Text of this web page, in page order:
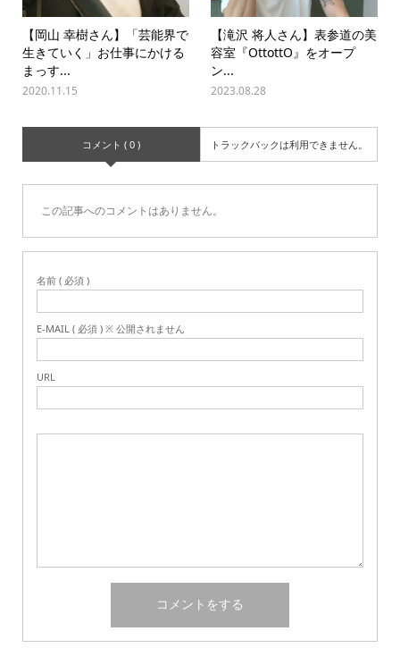
【岡山 幸樹さん】「芸能界で
生きていく」お仕事にかける
まっす...
2020.11.15
【滝沢 将人さん】表参道の美
容室『OttottO』をオープ
ン...
2023.08.28
コメント ( 0 ) トラックバックは利用できません。
この記事へのコメントはありません。
名前 ( 必須 )
E-MAIL ( 必須 ) ※ 公開されません
URL